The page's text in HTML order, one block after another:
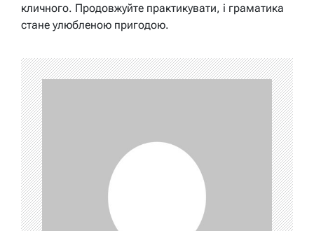
кличного. Продовжуйте практикувати, і граматика
стане улюбленою пригодою.